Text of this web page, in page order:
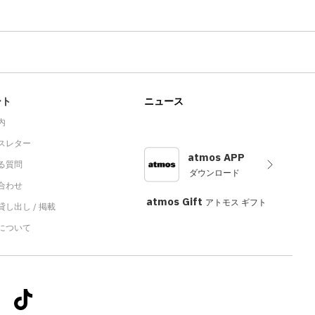
レター
質問
わせ
し出し / 掲載
ついて
ニュース
atmos APP
ダウンロード
atmos Gift アトモス ギフト